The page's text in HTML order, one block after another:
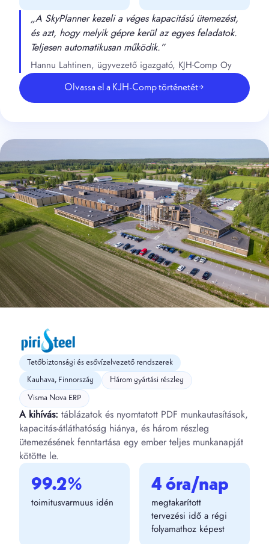
„A SkyPlanner kezeli a véges kapacitású ütemezést,
és azt, hogy melyik gépre kerül az egyes feladatok.
Teljesen automatikusan működik.”
Hannu Lahtinen, ügyvezető igazgató, KJH-Comp Oy
Olvassa el a KJH-Comp történetét→
Tetőbiztonsági és esővízelvezető rendszerek
Kauhava, Finnország Három gyártási részleg
Visma Nova ERP
A kihívás: táblázatok és nyomtatott PDF munkautasítások,
kapacitás-átláthatóság hiánya, és három részleg
ütemezésének fenntartása egy ember teljes munkanapját
kötötte le.
99.2%
toimitusvarmuus idén
4 óra/nap
megtakarított
tervezési idő a régi
folyamathoz képest